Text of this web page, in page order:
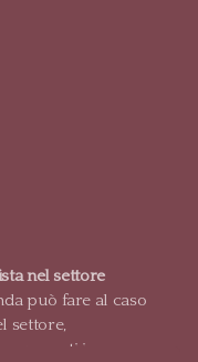
nel settore
può fare al caso
settore,
in